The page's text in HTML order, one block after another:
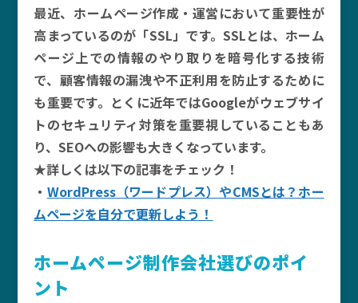
最近、ホームページ作成・運営において重要性が
高まっているのが「SSL」です。SSLとは、ホーム
ページ上での情報のやり取りを暗号化する技術
で、顧客情報の漏洩や不正利用を防止するために
も重要です。とくに近年ではGoogleがウェブサイ
トのセキュリティ対策を重要視していることもあ
り、SEOへの影響も大きくなっています。
★詳しくは以下の記事をチェック！
・ WordPress（ワードプレス）やCMSとは？ホー
ムページを自分で更新しよう！
ホームページ制作会社選びのポイ
ント